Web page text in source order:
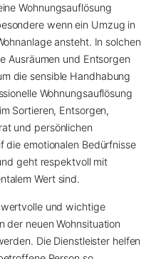
Wohnungsauflösung
wenn ein Umzug in
ansteht. In solchen
Ausräumen und Entsorgen
die sensible Handhabung
Wohnungsauflösung
Sortieren, Entsorgen,
und persönlichen
die emotionalen Bedürfnisse
geht respektvoll mit
Wert sind.
und wichtige
der neuen Wohnsituation
Die Dienstleister helfen